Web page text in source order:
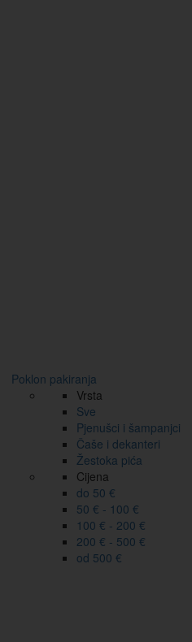
Poklon pakiranja
Vrsta
Sve
Pjenušci i šampanjci
Čaše i dekanteri
Žestoka pića
Cijena
do 50 €
50 € - 100 €
100 € - 200 €
200 € - 500 €
od 500 €